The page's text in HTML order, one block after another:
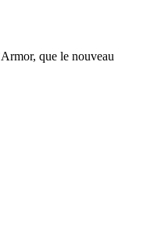
que le nouveau